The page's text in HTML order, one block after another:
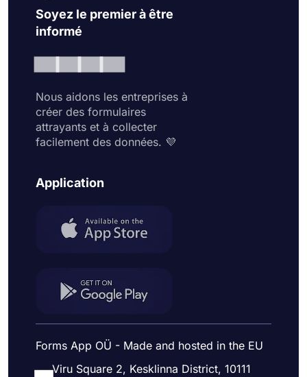
Soyez le premier à être
informé
Nous aidons les entreprises à
créer des formulaires
attrayants et à collecter
facilement des données. 💜
Application
Forms App OÜ - Made and hosted in the EU
Viru Square 2, Kesklinna District, 10111